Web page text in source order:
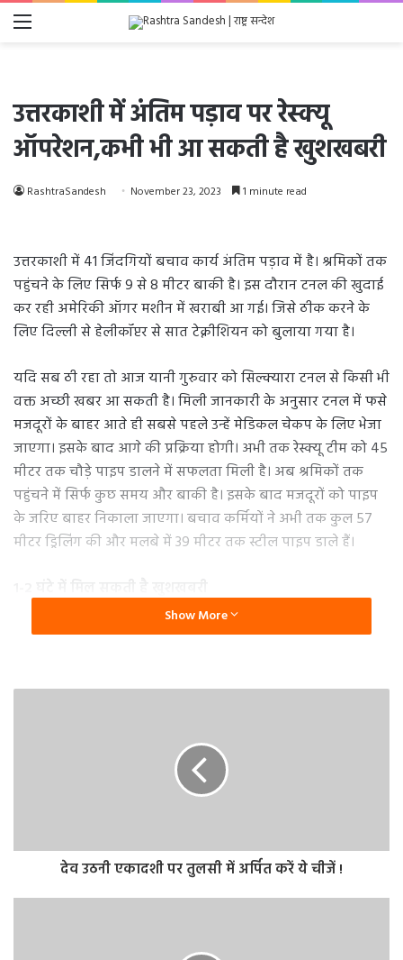
Menu
उत्तरकाशी में अंतिम पड़ाव पर रेस्क्यू
ऑपरेशन,कभी भी आ सकती है खुशखबरी
RashtraSandesh November 23, 2023 1 minute read
उत्तरकाशी में 41 जिंदगियों बचाव कार्य अंतिम पड़ाव में है। श्रमिकों तक
पहुंचने के लिए सिर्फ 9 से 8 मीटर बाकी है। इस दौरान टनल की खुदाई
कर रही अमेरिकी ऑगर मशीन में खराबी आ गई। जिसे ठीक करने के
लिए दिल्ली से हेलीकॉप्टर से सात टेक्नीशियन को बुलाया गया है।
यदि सब ठी रहा तो आज यानी गुरुवार को सिल्क्यारा टनल से किसी भी
वक्त अच्छी खबर आ सकती है। मिली जानकारी के अनुसार टनल में फसे
मजदूरों के बाहर आते ही सबसे पहले उन्हें मेडिकल चेकप के लिए भेजा
जाएगा। इसके बाद आगे की प्रक्रिया होगी। अभी तक रेस्क्यू टीम को 45
मीटर तक चौड़े पाइप डालने में सफलता मिली है। अब श्रमिकों तक
पहुंचने में सिर्फ कुछ समय और बाकी है। इसके बाद मजदूरों को पाइप
के जरिए बाहर निकाला जाएगा। बचाव कर्मियों ने अभी तक कुल 57
मीटर ड्रिलिंग की और मलबे में 39 मीटर तक स्टील पाइप डाले हैं।
रेस्क्यू ऑपरेशन अपने अंतिम चरण में है। माना जा रहा है कि एक से दो
पाइप के माध्यम से बाहर आएंगे श्रमिक
टनल में फंसे सभी 41 मजदूर स्टील की पाइप के जरिए रेंगकर निकलेगे।
सेवाओं की तैयारी कर ली गई है। शनिवार को 6 इंच का पाइप 57 मीटर
Show More
देव उठनी एकादशी पर तुलसी में अर्पित करें ये चीजें !